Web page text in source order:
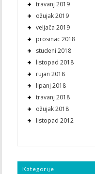
travanj 2019
ožujak 2019
veljača 2019
prosinac 2018
studeni 2018
listopad 2018
rujan 2018
lipanj 2018
travanj 2018
ožujak 2018
listopad 2012
Kategorije